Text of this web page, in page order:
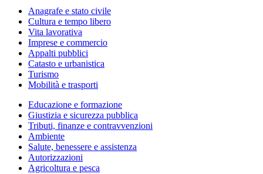
Anagrafe e stato civile
Cultura e tempo libero
Vita lavorativa
Imprese e commercio
Appalti pubblici
Catasto e urbanistica
Turismo
Mobilità e trasporti
Educazione e formazione
Giustizia e sicurezza pubblica
Tributi, finanze e contravvenzioni
Ambiente
Salute, benessere e assistenza
Autorizzazioni
Agricoltura e pesca